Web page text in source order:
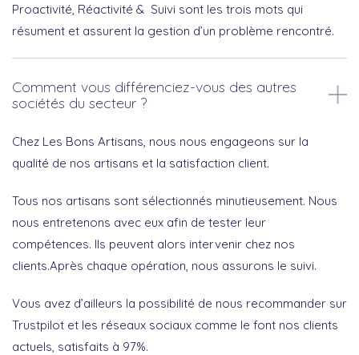
Proactivité, Réactivité & Suivi sont les trois mots qui
résument et assurent la gestion d’un problème rencontré.
Comment vous différenciez-vous des autres
sociétés du secteur ?
Chez Les Bons Artisans, nous nous engageons sur la
qualité de nos artisans et la satisfaction client.
Tous nos artisans sont sélectionnés minutieusement. Nous
nous entretenons avec eux afin de tester leur
compétences. Ils peuvent alors intervenir chez nos
clients.Après chaque opération, nous assurons le suivi.
Vous avez d’ailleurs la possibilité de nous recommander sur
Trustpilot et les réseaux sociaux comme le font nos clients
actuels, satisfaits à 97%.